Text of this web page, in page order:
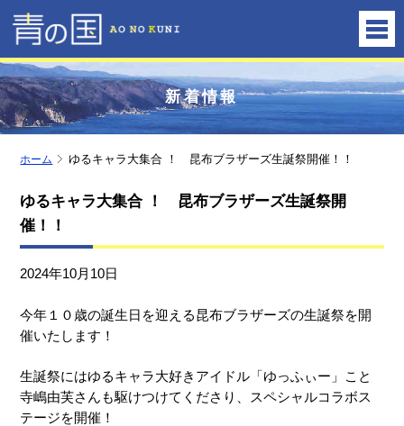
新着情報
ホーム ゆるキャラ大集合 ！ 昆布ブラザーズ生誕祭開催！！
ゆるキャラ大集合 ！ 昆布ブラザーズ生誕祭開
催！！
2024年10月10日
今年１０歳の誕生日を迎える昆布ブラザーズの生誕祭を開
催いたします！
生誕祭にはゆるキャラ大好きアイドル「ゆっふぃー」こと
寺嶋由芙さんも駆けつけてくださり、スペシャルコラボス
テージを開催！